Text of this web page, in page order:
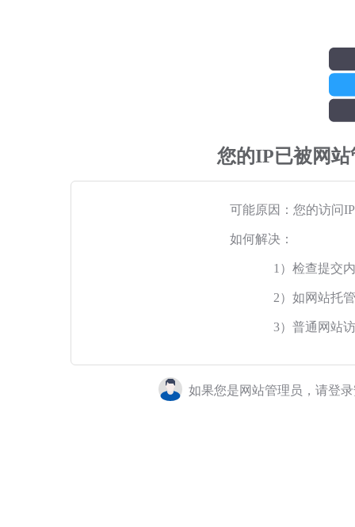
您的IP已被网
可能原因：您的访问
如何解决：
1）检查提交
2）如网站托
3）普通网站
如果您是网站管理员，请登